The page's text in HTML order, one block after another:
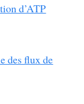
d’ATP
des flux de